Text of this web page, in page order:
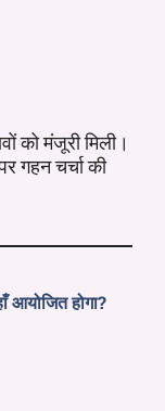
को मंजूरी मिली।
गहन चर्चा की
आयोजित होगा?